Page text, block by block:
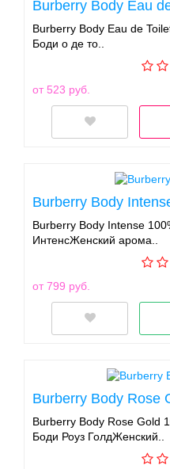
Burberry Body Eau
Burberry Body Eau de
Боди о де то..
от 523 руб.
Burberry Body
Burberry Body Intense
ИнтенсЖенский арома..
от 799 руб.
Burberry Body Rose
Burberry Body Rose Gold
Боди Роуз ГолдЖенский..